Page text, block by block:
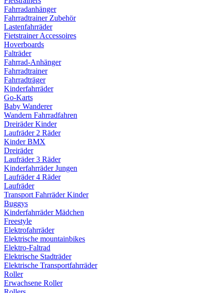
Fahrradanhänger
Fahrradtrainer Zubehör
Lastenfahrräder
Fietstrainer Accessoires
Hoverboards
Falträder
Fahrrad-Anhänger
Fahrradtrainer
Fahrradträger
Kinderfahrräder
Go-Karts
Baby Wanderer
Wandern Fahrradfahren
Dreiräder Kinder
Laufräder 2 Räder
Kinder BMX
Dreiräder
Laufräder 3 Räder
Kinderfahrräder Jungen
Laufräder 4 Räder
Laufräder
Transport Fahrräder Kinder
Buggys
Kinderfahrräder Mädchen
Freestyle
Elektrofahrräder
Elektrische mountainbikes
Elektro-Faltrad
Elektrische Stadträder
Elektrische Transportfahrräder
Roller
Erwachsene Roller